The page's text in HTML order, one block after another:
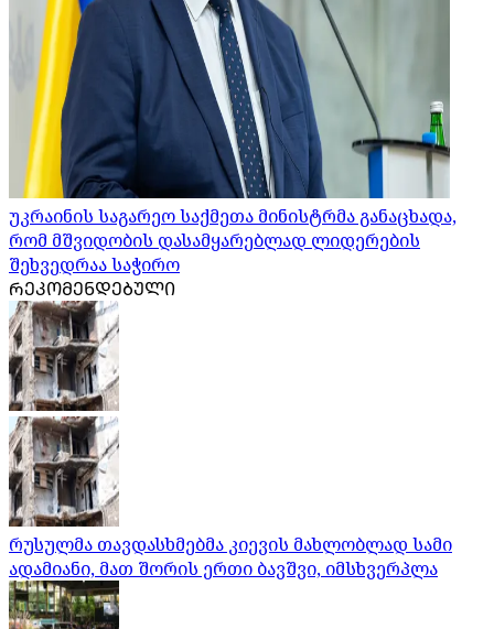
უკრაინის საგარეო საქმეთა მინისტრმა განაცხადა,
რომ მშვიდობის დასამყარებლად ლიდერების
შეხვედრაა საჭირო
ᲠᲔᲙᲝᲛᲔᲜᲓᲔᲑᲣᲚᲘ
რუსულმა თავდასხმებმა კიევის მახლობლად სამი
ადამიანი, მათ შორის ერთი ბავშვი, იმსხვერპლა